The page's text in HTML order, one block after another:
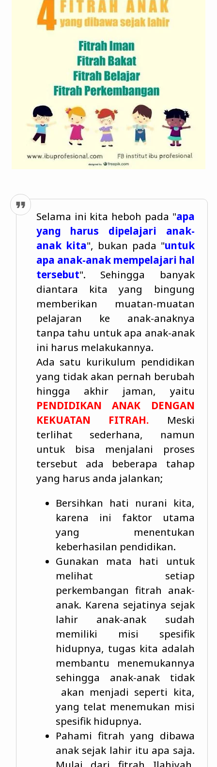
Selama ini kita heboh pada "apa
yang harus dipelajari anak-
anak kita", bukan pada "untuk
apa anak-anak mempelajari hal
tersebut". Sehingga banyak
diantara kita yang bingung
memberikan muatan-muatan
pelajaran ke anak-anaknya
tanpa tahu untuk apa anak-anak
ini harus melakukannya.
Ada satu kurikulum pendidikan
yang tidak akan pernah berubah
hingga akhir jaman, yaitu
PENDIDIKAN ANAK DENGAN
KEKUATAN FITRAH. Meski
terlihat sederhana, namun
untuk bisa menjalani proses
tersebut ada beberapa tahap
yang harus anda jalankan;
Bersihkan hati nurani kita,
karena ini faktor utama
yang menentukan
keberhasilan pendidikan.
Gunakan mata hati untuk
melihat setiap
perkembangan fitrah anak-
anak. Karena sejatinya sejak
lahir anak-anak sudah
memiliki misi spesifik
hidupnya, tugas kita adalah
membantu menemukannya
sehingga anak-anak tidak
akan menjadi seperti kita,
yang telat menemukan misi
spesifik hidupnya.
Pahami fitrah yang dibawa
anak sejak lahir itu apa saja.